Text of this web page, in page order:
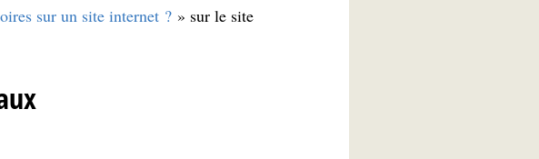
sur un site internet ?» sur le site